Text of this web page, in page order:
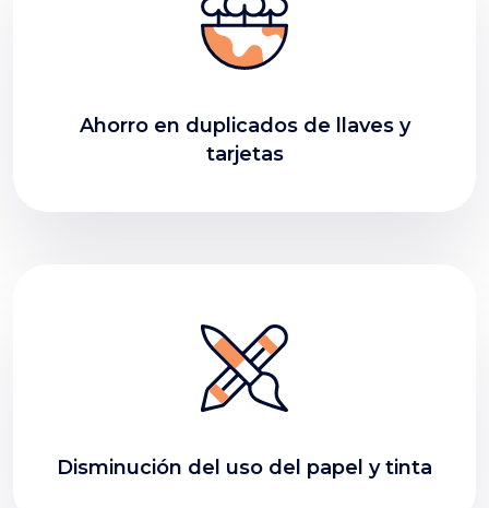
Ahorro en duplicados de llaves y
tarjetas
Disminución del uso del papel y tinta